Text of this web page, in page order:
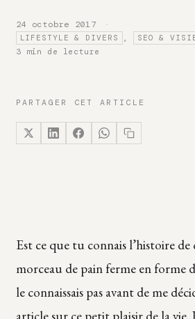
24 octobre 2017 ·
LIFESTYLE & DIVERS , SEO &
3 min de lecture
PARTAGER CET ARTICLE
Est ce que tu connais l’histoire
morceau de pain ferme en forme
le connaissais pas avant de me